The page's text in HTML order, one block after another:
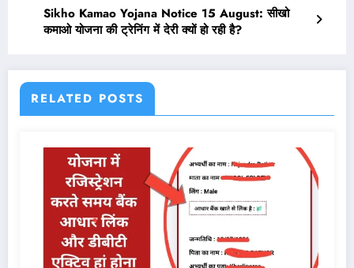
Sikho Kamao Yojana Notice 15 August: सीखो
कमाओ योजना की ट्रेनिंग में देरी क्यों हो रही है?
RELATED POSTS